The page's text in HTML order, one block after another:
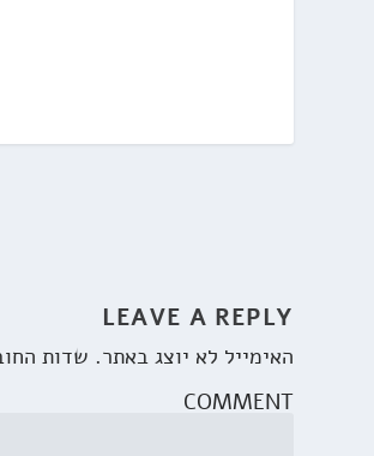
LEAVE A REPLY
האימייל לא יוצג באתר. שדות
COMMENT